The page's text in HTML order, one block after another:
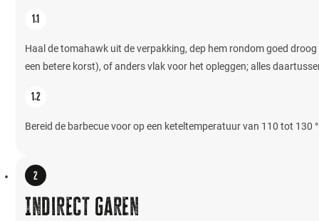
Haal de tomahawk uit de verpakking, dep hem rondom goed
een betere korst), of anders vlak voor het opleggen; alles
Bereid de barbecue voor op een keteltemperatuur van 110 tot
Indirect garen